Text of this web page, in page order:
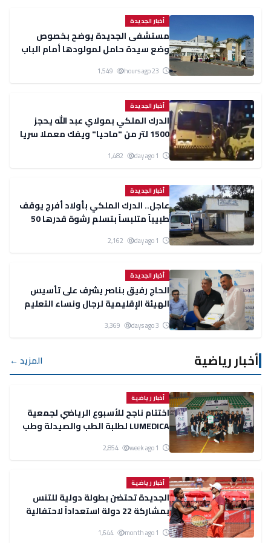
أخبار الجديدة
مستشفى الجديدة يوضح بخصوص
وضع سيدة حامل لمولودها أمام الباب
أخبار الجديدة
الدرك الملكي بمولاي عبد الله يحجز
1500 لتر من "ماحيا" ويفك معملا سريا
أخبار الجديدة
عاجل.. الدرك الملكي بأولاد أفرج يوقف
طبيباً متلبساً بتسلم رشوة قدرها 50
أخبار الجديدة
الحاج رفيق بناصر يشرف على تأسيس
الهيئة الإقليمية لرجال ونساء التعليم
أخبار رياضية المزيد ←
أخبار رياضية
اختتام ناجح للأسبوع الرياضي لجمعية
LUMEDICA لطلبة الطب والصيدلة وطب
أخبار رياضية
الجديدة تحتضن بطولة دولية للتنس
بمشاركة 22 دولة استعداداً لاحتفالية